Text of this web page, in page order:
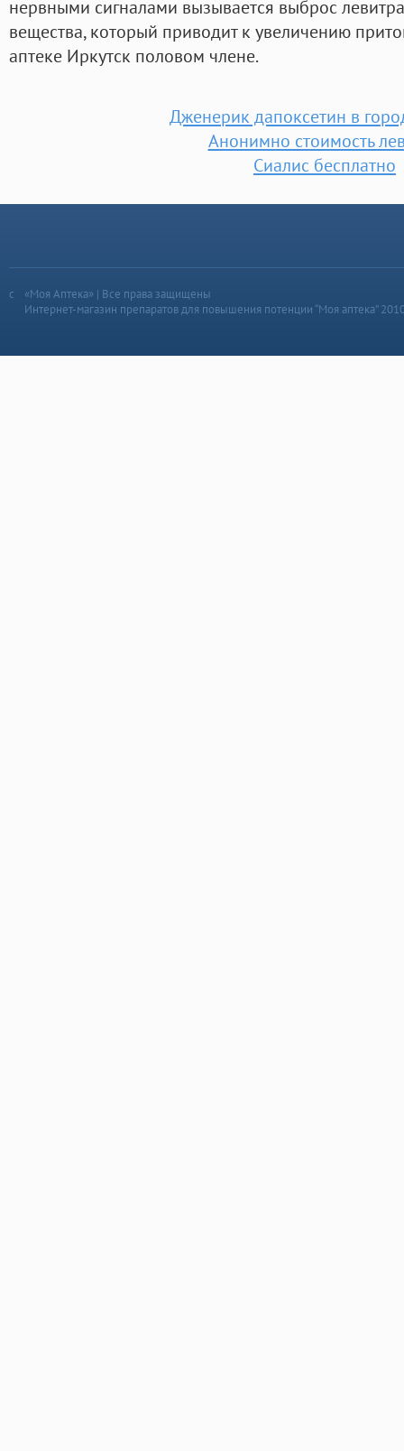
нервными сигналами вызывается выброс
вещества, который приводит к увеличению
аптеке Иркутск половом члене.
Дженерик дапоксетин в
Анонимно стоимость
Сиалис бесплатно
«Моя Аптека» | Все права защищены
Интернет-магазин препаратов для повышения потенции “Моя аптека”